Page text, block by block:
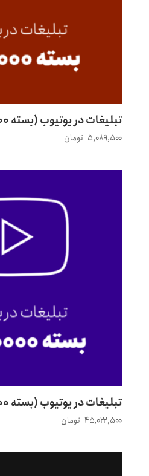
تبلیغات در یوتیوب (بسته ۱۰۰۰ لیری)
۵,۰۸۹,۵۰۰ تومان
تبلیغات در یوتیوب (بسته ۱۰۰۰۰ لیری)
۴۵,۰۲۲,۵۰۰ تومان